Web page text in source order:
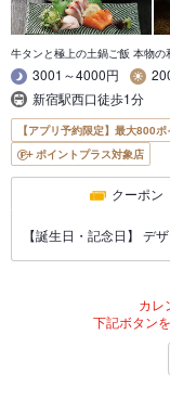
牛タンと極上の土鍋ご飯 本物の
3001～4000円
新宿駅西口徒歩1分
【アプリ予約限定】最大800
ポイントプラス対象店
クーポン
【誕生日・記念日】 デ
カレ
下記ボタン